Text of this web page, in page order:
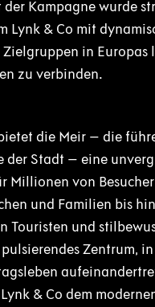
Kampagne wurde
Lynk & Co mit
in Europas
zu verbinden.
die Meir – die
der Stadt – eine
Millionen von
und Familien bis
Touristen und
Zentrum,
& Co dem